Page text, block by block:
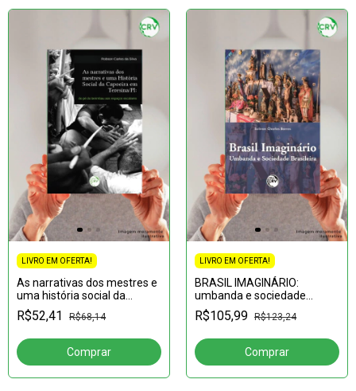
LIVRO EM OFERTA!
As narrativas dos mestres e
uma história social da
capoeira em Teresina/PI: do
pé do berimbau aos espaços
R$52,41 R$68,14
LIVRO EM OFERTA!
BRASIL IMAGINÁRIO:
umbanda e sociedade
brasileira
R$105,99 R$123,24